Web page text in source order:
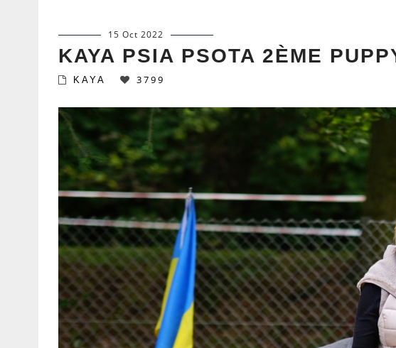
15 Oct 2022
KAYA PSIA PSOTA 2ÈME
KAYA 3799